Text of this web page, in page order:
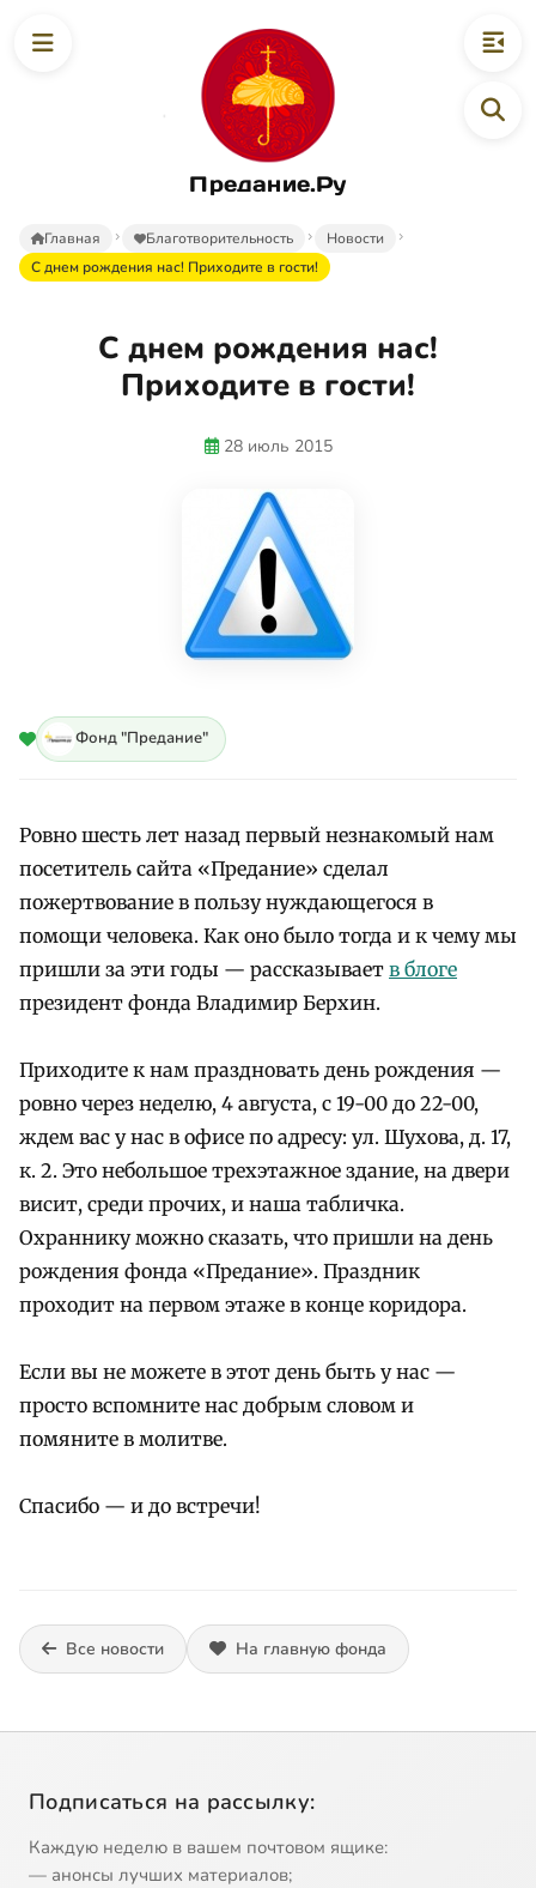
Предание.Ру
Главная Благотворительность
Новости
С днем рождения нас! Приходите в гости!
С днем рождения нас!
Приходите в гости!
28 июль 2015
Фонд "Предание"
Ровно шесть лет назад первый незнакомый нам
посетитель сайта «Предание» сделал
пожертвование в пользу нуждающегося в
помощи человека. Как оно было тогда и к чему мы
пришли за эти годы — рассказывает в блоге
президент фонда Владимир Берхин.
Приходите к нам праздновать день рождения —
ровно через неделю, 4 августа, с 19-00 до 22-00,
ждем вас у нас в офисе по адресу: ул. Шухова, д. 17,
к. 2. Это небольшое трехэтажное здание, на двери
висит, среди прочих, и наша табличка.
Охраннику можно сказать, что пришли на день
рождения фонда «Предание». Праздник
проходит на первом этаже в конце коридора.
Если вы не можете в этот день быть у нас —
просто вспомните нас добрым словом и
помяните в молитве.
Спасибо — и до встречи!
Все новости На главную фонда
Подписаться на рассылку:
Каждую неделю в вашем почтовом ящике:
— анонсы лучших материалов;